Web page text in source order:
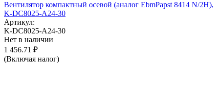
Вентилятор компактный осевой (аналог EbmPapst 8414 N/2H),
K-DC8025-A24-30
Артикул:
K-DC8025-A24-30
Нет в наличии
1 456.71 ₽
(Включая налог)